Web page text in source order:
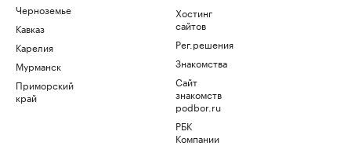
Черноземье
Кавказ
Карелия
Мурманск
Приморский
край
Хостинг
сайтов
Рег.решения
Знакомства
Сайт
знакомств
podbor.ru
РБК
Компании